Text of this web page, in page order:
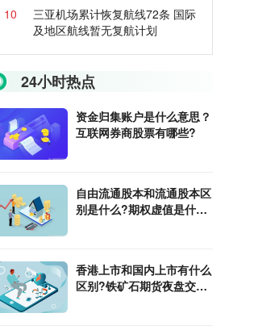
10
三亚机场累计恢复航线72条 国际
及地区航线暂无复航计划
24小时热点
资金归集账户是什么意思？
互联网券商股票有哪些?
自由流通股本和流通股本区
别是什么?期权虚值是什么
香港上市和国内上市有什么
区别?铁矿石期货夜盘交易